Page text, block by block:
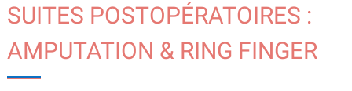
SUITES POSTOPÉRATOIRES :
AMPUTATION & RING FINGER